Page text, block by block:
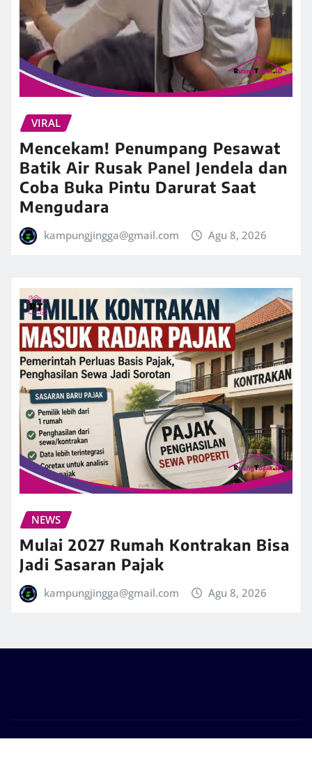
VIRAL
Mencekam! Penumpang Pesawat
Batik Air Rusak Panel Jendela dan
Coba Buka Pintu Darurat Saat
Mengudara
kampungjingga@gmail.com Agu 8, 2026
NEWS
Mulai 2027 Rumah Kontrakan Bisa
Jadi Sasaran Pajak
kampungjingga@gmail.com Agu 8, 2026